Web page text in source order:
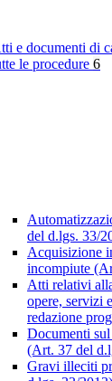
e documenti di
le procedure 6
del d.lgs. 33/
Acquisizione
incompiute
Atti relativi
opere, servizi
redazione
Documenti
(Art. 37 del
Gravi illeciti